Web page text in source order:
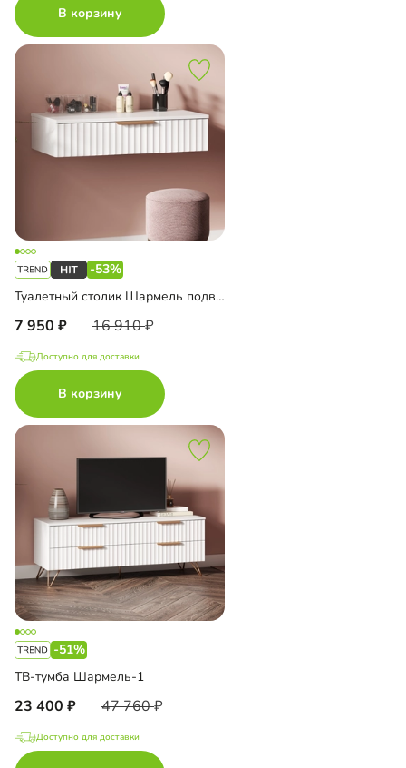
В корзину
-53%
Туалетный столик Шармель подвесной
7 950 16 910
Доступно для доставки
В корзину
-51%
ТВ-тумба Шармель-1
23 400 47 760
Доступно для доставки